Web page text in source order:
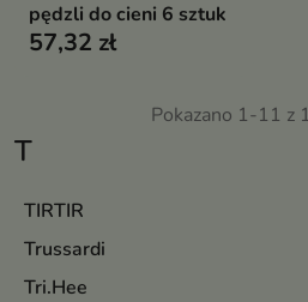
T
TIRTIR
Trussardi
Tri.Hee
pędzli do cieni 6 sztuk
57,32 zł
Pokazano 1-11 z